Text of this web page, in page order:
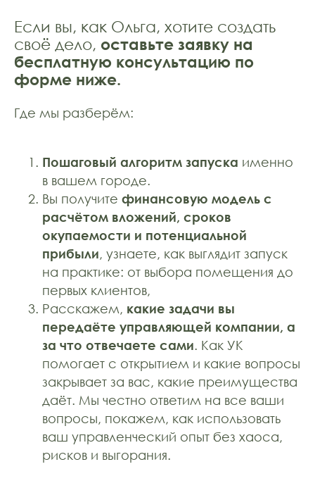
Если вы, как Ольга, хотите создать
своё дело, оставьте заявку на
бесплатную консультацию по
форме ниже.
Где мы разберём:
Пошаговый алгоритм запуска именно
в вашем городе.
Вы получите финансовую модель с
расчётом вложений, сроков
окупаемости и потенциальной
прибыли, узнаете, как выглядит запуск
на практике: от выбора помещения до
первых клиентов,
Расскажем, какие задачи вы
передаёте управляющей компании, а
за что отвечаете сами. Как УК
помогает с открытием и какие вопросы
закрывает за вас, какие преимущества
даёт. Мы честно ответим на все ваши
вопросы, покажем, как использовать
ваш управленческий опыт без хаоса,
рисков и выгорания.